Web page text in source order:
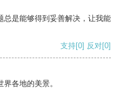
总是能够得到妥善解决，让我能
支持[0] 反对[0]
各地的美景。